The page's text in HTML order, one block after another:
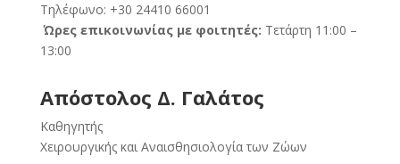
Τηλέφωνο: +30 24410 66001
Ώρες επικοινωνίας με φοιτητές: Τετάρτη 11:00 –
13:00
Απόστολος Δ. Γαλάτος
Καθηγητής
Χειρουργικής και Aναισθησιολογία των Zώων